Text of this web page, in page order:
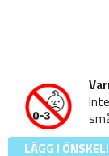
LÄGG I